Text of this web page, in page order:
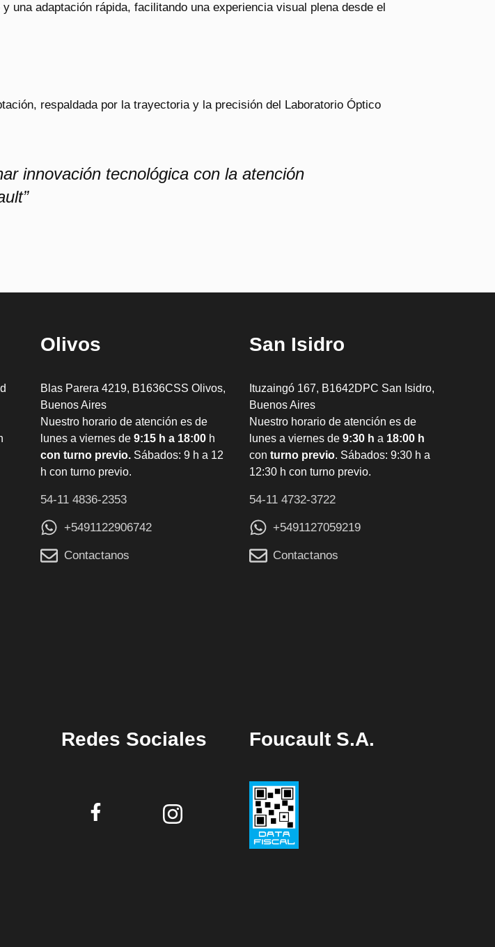
una adaptación rápida, facilitando una experiencia visual plena desde el
respaldada por la trayectoria y la precisión del Laboratorio Óptico
innovación tecnológica con la atención
Olivos
Blas Parera 4219, B1636CSS Olivos,
Buenos Aires
Nuestro horario de atención es de
lunes a viernes de 9:15 h a 18:00h
con turno previo.Sábados: 9 h a 12
h con turno previo.
54-11 4836-2353
+5491122906742
Contactanos
San Isidro
Ituzaingó 167, B1642DPC San Isidro,
Buenos Aires
Nuestro horario de atención es de
lunes a viernes de 9:30 h a 18:00 h
conturno previo. Sábados: 9:30 h a
12:30 h con turno previo.
54-11 4732-3722
+5491127059219
Contactanos
Redes Sociales Foucault S.A.